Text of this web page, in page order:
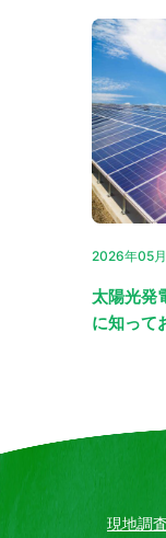
2026年05
太陽光発
に知って
現地調